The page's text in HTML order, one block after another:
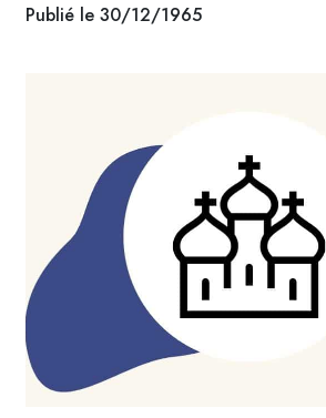
Publié le 30/12/1965